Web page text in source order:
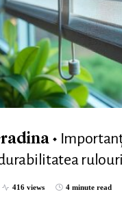
416 views 4 minute read